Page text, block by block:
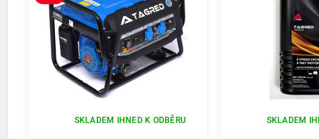
SKLADEM IHNED K ODBĚRU SKLADEM